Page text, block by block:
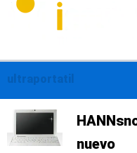
ultraportatil
nuevo
PáginaPágina
PáginaPágina